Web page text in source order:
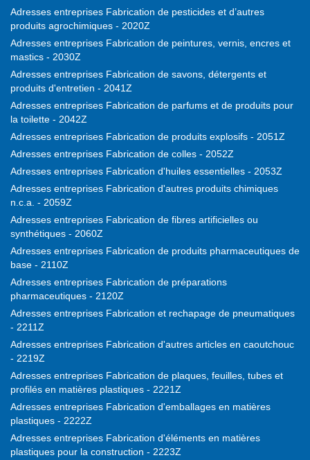
Adresses entreprises Fabrication de pesticides et d’autres
produits agrochimiques - 2020Z
Adresses entreprises Fabrication de peintures, vernis, encres et
mastics - 2030Z
Adresses entreprises Fabrication de savons, détergents et
produits d'entretien - 2041Z
Adresses entreprises Fabrication de parfums et de produits pour
la toilette - 2042Z
Adresses entreprises Fabrication de produits explosifs - 2051Z
Adresses entreprises Fabrication de colles - 2052Z
Adresses entreprises Fabrication d'huiles essentielles - 2053Z
Adresses entreprises Fabrication d'autres produits chimiques
n.c.a. - 2059Z
Adresses entreprises Fabrication de fibres artificielles ou
synthétiques - 2060Z
Adresses entreprises Fabrication de produits pharmaceutiques de
base - 2110Z
Adresses entreprises Fabrication de préparations
pharmaceutiques - 2120Z
Adresses entreprises Fabrication et rechapage de pneumatiques
- 2211Z
Adresses entreprises Fabrication d'autres articles en caoutchouc
- 2219Z
Adresses entreprises Fabrication de plaques, feuilles, tubes et
profilés en matières plastiques - 2221Z
Adresses entreprises Fabrication d'emballages en matières
plastiques - 2222Z
Adresses entreprises Fabrication d'éléments en matières
plastiques pour la construction - 2223Z